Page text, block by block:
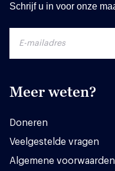
Schrijf u in voor onze
Meer weten?
Doneren
Veelgestelde vragen
Algemene voorwaarden